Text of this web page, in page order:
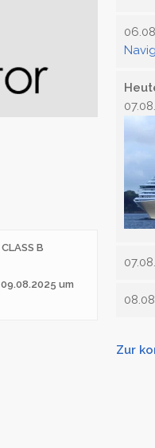
CLASS B
09.08.2025 um
Zur